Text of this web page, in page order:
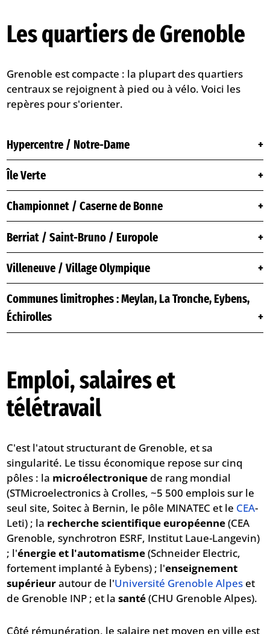
Les quartiers de Grenoble
Grenoble est compacte : la plupart des quartiers
centraux se rejoignent à pied ou à vélo. Voici les
repères pour s'orienter.
Hypercentre / Notre-Dame
Île Verte
Championnet / Caserne de Bonne
Berriat / Saint-Bruno / Europole
Villeneuve / Village Olympique
Communes limitrophes : Meylan, La Tronche, Eybens,
Échirolles
Emploi, salaires et
télétravail
C'est l'atout structurant de Grenoble, et sa
singularité. Le tissu économique repose sur cinq
pôles : la microélectronique de rang mondial
(STMicroelectronics à Crolles, ~5 500 emplois sur le
seul site, Soitec à Bernin, le pôle MINATEC et le CEA-
Leti) ; la recherche scientifique européenne(CEA
Grenoble, synchrotron ESRF, Institut Laue-Langevin)
; l'énergie et l'automatisme(Schneider Electric,
fortement implanté à Eybens) ; l'enseignement
supérieurautour de l'Université Grenoble Alpes et
de Grenoble INP ; et lasanté(CHU Grenoble Alpes).
Côté rémunération, le salaire net moyen en ville est